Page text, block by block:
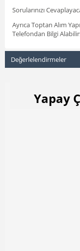
Sorularınızı
Ayrıca Toptan Alım
Telefondan Bilgi
Değerlelendirmeler
Yapay